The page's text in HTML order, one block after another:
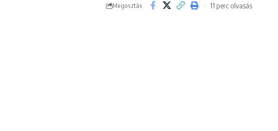
Megosztás 11 perc olvasás